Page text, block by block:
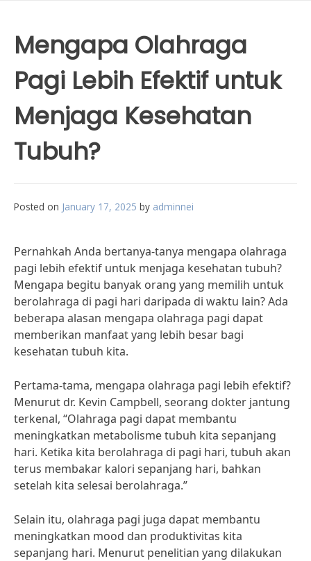
Mengapa Olahraga
Pagi Lebih Efektif untuk
Menjaga Kesehatan
Tubuh?
Posted on January 17, 2025 by adminnei
Pernahkah Anda bertanya-tanya mengapa olahraga
pagi lebih efektif untuk menjaga kesehatan tubuh?
Mengapa begitu banyak orang yang memilih untuk
berolahraga di pagi hari daripada di waktu lain? Ada
beberapa alasan mengapa olahraga pagi dapat
memberikan manfaat yang lebih besar bagi
kesehatan tubuh kita.
Pertama-tama, mengapa olahraga pagi lebih efektif?
Menurut dr. Kevin Campbell, seorang dokter jantung
terkenal, “Olahraga pagi dapat membantu
meningkatkan metabolisme tubuh kita sepanjang
hari. Ketika kita berolahraga di pagi hari, tubuh akan
terus membakar kalori sepanjang hari, bahkan
setelah kita selesai berolahraga.”
Selain itu, olahraga pagi juga dapat membantu
meningkatkan mood dan produktivitas kita
sepanjang hari. Menurut penelitian yang dilakukan